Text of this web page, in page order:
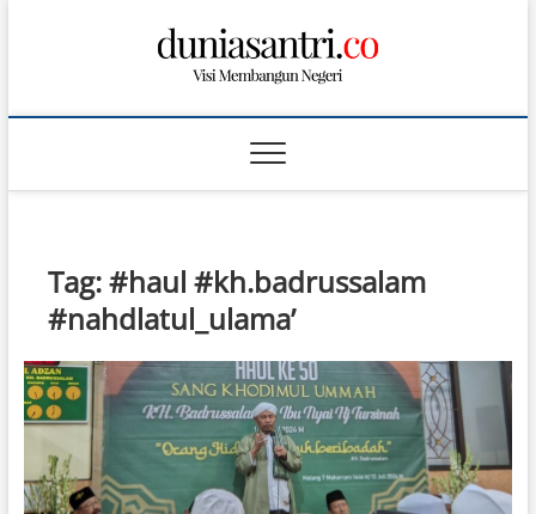
t
o
Tag:#haul #kh.badrussalam
#nahdlatul_ulama’